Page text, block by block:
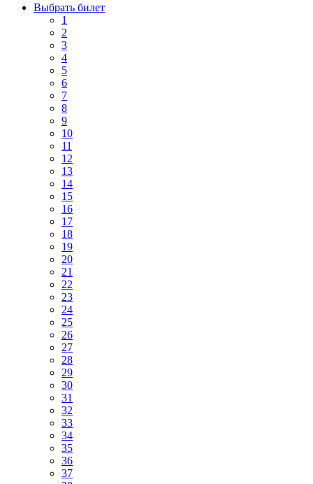
Выбрать билет
1
2
3
4
5
6
7
8
9
10
11
12
13
14
15
16
17
18
19
20
21
22
23
24
25
26
27
28
29
30
31
32
33
34
35
36
37